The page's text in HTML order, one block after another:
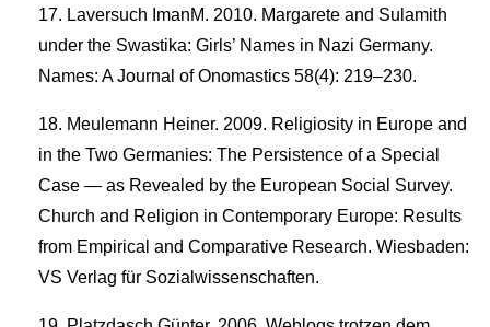
Laversuch ImanM. 2010. Margarete and Sulamith
under the Swastika: Girls’ Names in Nazi Germany.
Names: A Journal of Onomastics 58(4): 219–230.
Meulemann Heiner. 2009. Religiosity in Europe and
in the Two Germanies: The Persistence of a Special
Case — as Revealed by the European Social Survey.
Church and Religion in Contemporary Europe: Results
from Empirical and Comparative Research. Wiesbaden:
VS Verlag für Sozialwissenschaften.